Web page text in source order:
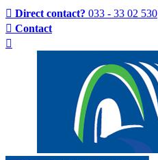
Direct contact? 033 - 33 02 530
Contact